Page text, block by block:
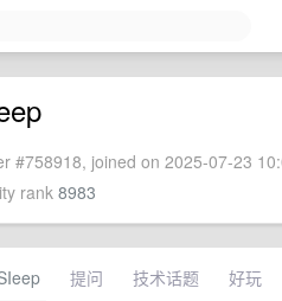
#758918, joined on 2025-07-23
rank 8983
提问 技术话题 好玩